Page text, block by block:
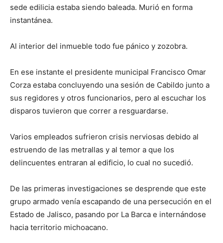
sede edilicia estaba siendo baleada. Murió en forma
instantánea.
Al interior del inmueble todo fue pánico y zozobra.
En ese instante el presidente municipal Francisco Omar
Corza estaba concluyendo una sesión de Cabildo junto a
sus regidores y otros funcionarios, pero al escuchar los
disparos tuvieron que correr a resguardarse.
Varios empleados sufrieron crisis nerviosas debido al
estruendo de las metrallas y al temor a que los
delincuentes entraran al edificio, lo cual no sucedió.
De las primeras investigaciones se desprende que este
grupo armado venía escapando de una persecución en el
Estado de Jalisco, pasando por La Barca e internándose
hacia territorio michoacano.